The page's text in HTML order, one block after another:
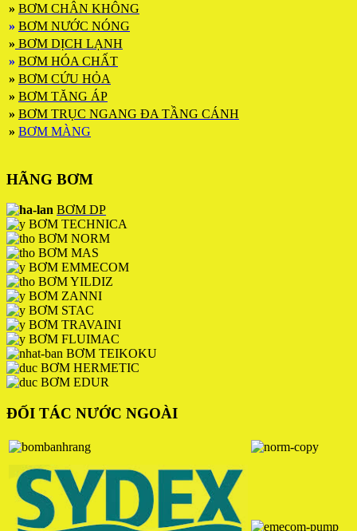
» BƠM CHÂN KHÔNG
» BƠM NƯỚC NÓNG
» BƠM DỊCH LẠNH
» BƠM HÓA CHẤT
» BƠM CỨU HỎA
» BƠM TĂNG ÁP
» BƠM TRỤC NGANG ĐA TẦNG CÁNH
» BƠM MÀNG
HÃNG BƠM
BƠM DP
BƠM TECHNICA
BƠM NORM
BƠM MAS
BƠM EMMECOM
BƠM YILDIZ
BƠM ZANNI
BƠM STAC
BƠM TRAVAINI
BƠM FLUIMAC
BƠM TEIKOKU
BƠM HERMETIC
BƠM EDUR
ĐỐI TÁC NƯỚC NGOÀI